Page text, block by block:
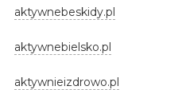
aktywnebeskidy.pl
aktywnebielsko.pl
aktywnieizdrowo.pl